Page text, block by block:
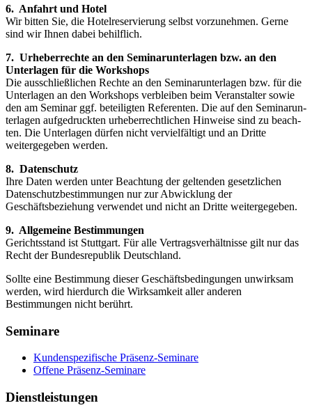
6. Anfahrt und Hotel
Wir bitten Sie, die Hotelreservierung selbst vorzunehmen. Gerne
sind wir Ihnen dabei behilflich.
7. Urheberrechte an den Seminarunterlagen bzw. an den
Unterlagen für die Workshops
Die ausschließlichen Rechte an den Seminarunterlagen bzw. für die
Unterlagen an den Workshops verbleiben beim Veranstalter sowie
den am Seminar ggf. beteiligten Referenten. Die auf den Seminarun­
terlagen aufgedruckten urheberrechtlichen Hinweise sind zu beach­
ten. Die Unterlagen dürfen nicht vervielfältigt und an Dritte
weitergegeben werden.
8. Datenschutz
Ihre Daten werden unter Beachtung der geltenden gesetzlichen
Datenschutzbestimmungen nur zur Abwicklung der
Geschäftsbeziehung verwendet und nicht an Dritte weitergegeben.
9. Allgemeine Bestimmungen
Gerichtsstand ist Stuttgart. Für alle Vertragsverhältnisse gilt nur das
Recht der Bundesrepublik Deutschland.
Sollte eine Bestimmung dieser Geschäftsbedingungen unwirksam
werden, wird hierdurch die Wirksamkeit aller anderen
Bestimmungen nicht berührt.
Seminare
Kundenspezifische Präsenz-Seminare
Offene Präsenz-Seminare
Dienstleistungen